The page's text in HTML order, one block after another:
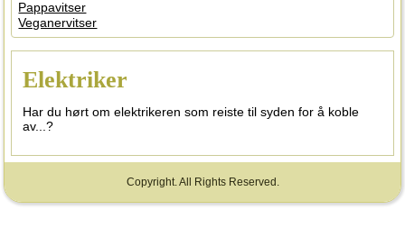
Pappavitser
Veganervitser
Elektriker
Har du hørt om elektrikeren som reiste til syden for å koble
av...?
Copyright. All Rights Reserved.